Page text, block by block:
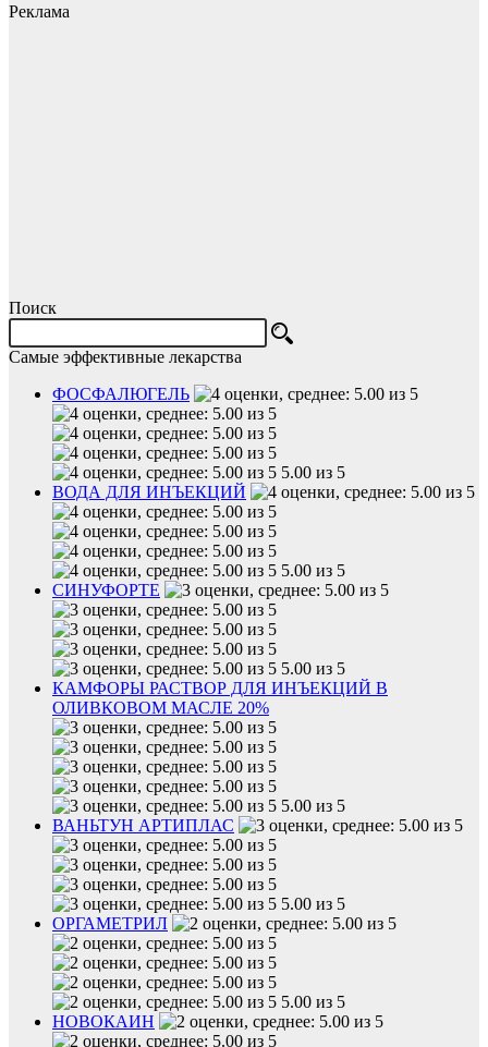
Реклама
Поиск
Самые эффективные лекарства
ФОСФАЛЮГЕЛЬ
5.00 из 5
ВОДА ДЛЯ ИНЪЕКЦИЙ
5.00 из 5
СИНУФОРТЕ
5.00 из 5
КАМФОРЫ РАСТВОР ДЛЯ ИНЪЕКЦИЙ В
ОЛИВКОВОМ МАСЛЕ 20%
5.00 из 5
ВАНЬТУН АРТИПЛАС
5.00 из 5
ОРГАМЕТРИЛ
5.00 из 5
НОВОКАИН